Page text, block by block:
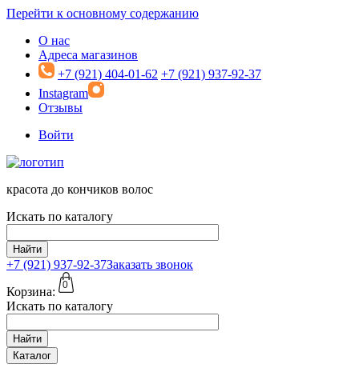
Перейти к основному содержанию
О нас
Адреса магазинов
+7 (921) 404-01-62 +7 (921) 937-92-37
Instagram
Отзывы
Войти
красота до кончиков волос
Искать по каталогу
Найти
+7 (921) 937-92-37Заказать звонок
Корзина:
0
Искать по каталогу
Найти
Каталог